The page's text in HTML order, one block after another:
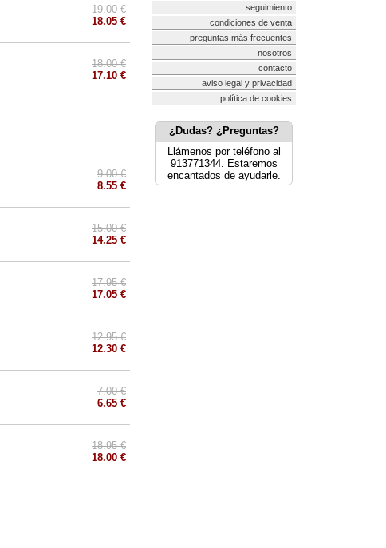
19.00 €
18.05 €
18.00 €
17.10 €
9.00 €
8.55 €
15.00 €
14.25 €
17.95 €
17.05 €
12.95 €
12.30 €
7.00 €
6.65 €
18.95 €
18.00 €
seguimiento
condiciones de venta
preguntas más frecuentes
nosotros
contacto
aviso legal y privacidad
política de cookies
¿Dudas? ¿Preguntas?
Llámenos por teléfono al
913771344. Estaremos
encantados de ayudarle.